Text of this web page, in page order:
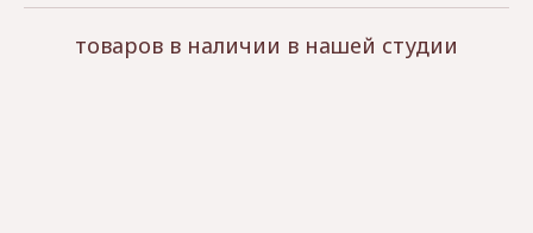
товаров в наличии в нашей студии